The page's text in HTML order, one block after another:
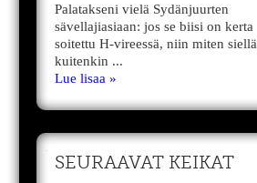
Palatakseni vielä Sydänjuurten
sävellajiasiaan: jos se biisi on kerta
soitettu H-vireessä, niin miten siellä
kuitenkin ...
Lue lisaa »
SEURAAVAT KEIKAT